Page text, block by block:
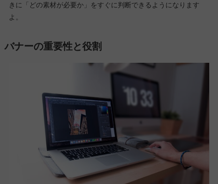
きに「どの素材が必要か」をすぐに判断できるようになります
よ。
バナーの重要性と役割